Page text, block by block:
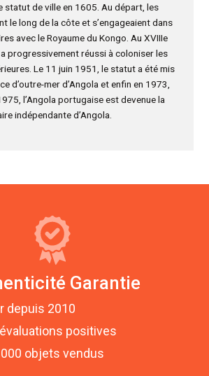
statut de ville en 1605. Au départ, les
le long de la côte et s’engageaient dans
avec le Royaume du Kongo. Au XVIIIe
progressivement réussi à coloniser les
Le 11 juin 1951, le statut a été mis
d’outre-mer d’Angola et enfin en 1973,
l’Angola portugaise est devenue la
indépendante d’Angola.
Garantie
depuis 2010
positives
objets vendus